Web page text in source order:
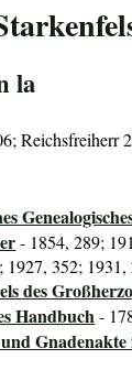
la
Reichsfreiherr
- 1854, 289;
1927, 352; 1931,
des
Handbuch-